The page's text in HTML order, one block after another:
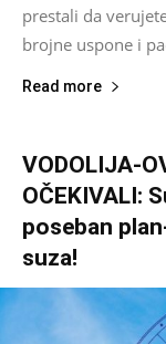
prestali da
brojne uspone i
Read more
VODOLIJA-
OČEKIVALI:
poseban
suza!